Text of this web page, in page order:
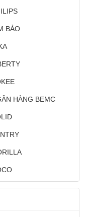
BẢO
HÀNG BEMC